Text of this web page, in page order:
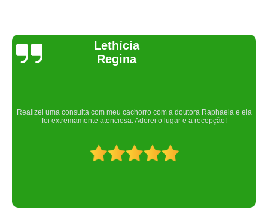
Joelma Lilian
Um lugar maravilhoso. Sempre serei grata pelo que fizeram por nós!